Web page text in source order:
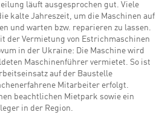
läuft ausgesprochen gut. Viele
kalte Jahreszeit, um die Maschinen auf
und warten bzw. reparieren zu lassen.
der Vermietung von Estrichmaschinen
in der Ukraine: Die Maschine wird
Maschinenführer vermietet. So ist
auf der Baustelle
Mitarbeiter erfolgt.
beachtlichen Mietpark sowie ein
in der Region.